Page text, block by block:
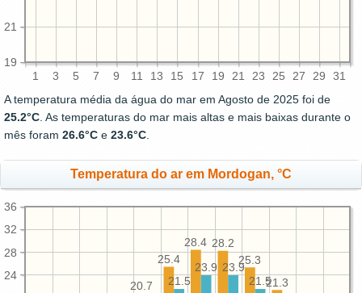
1 3 5 7 9 11 13 15 17 19 21 23 25 27 29 31
19
21
A temperatura média da água do mar em Agosto de 2025 foi de
25.2°C. As temperaturas do mar mais altas e mais baixas durante o
mês foram 26.6°C e 23.6°C.
Temperatura do ar em Mordogan, °C
24
28
32
36
21.3
25.3
28.2
28.4
25.4
20.7 21.5
23.9
23.9
21.5